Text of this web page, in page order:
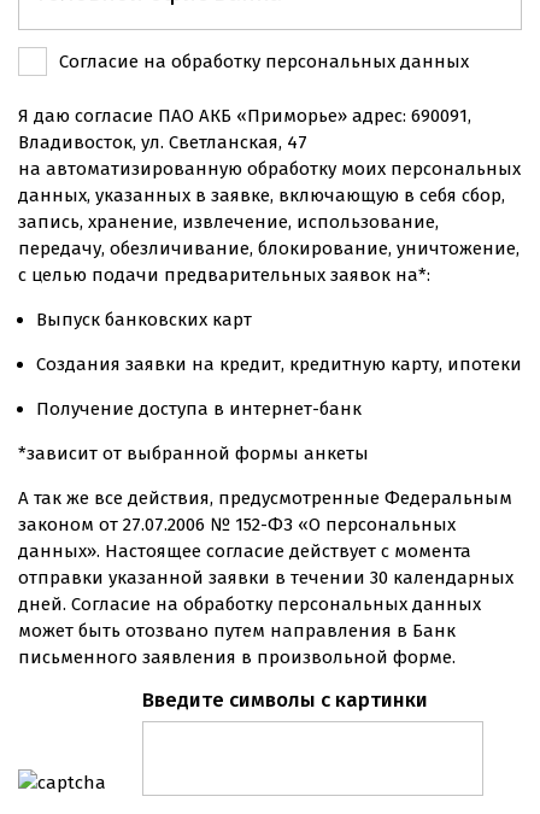
Находка
Южно-Сахалинск
Уссурийск
Иркутск
Новосибирск
Санкт-Петербург
Москва
Головной офис Банка
Офис на ул. Русской
Офис «Первомайский»
Офис на Народном проспекте
Согласие на обработку персональных данных
Я даю согласие ПАО АКБ «Приморье» адрес: 690091,
Владивосток, ул. Светланская, 47
на автоматизированную обработку моих персональных
данных, указанных в заявке, включающую в себя сбор,
запись, хранение, извлечение, использование,
передачу, обезличивание, блокирование, уничтожение,
с целью подачи предварительных заявок на*:
Выпуск банковских карт
Создания заявки на кредит, кредитную карту, ипотеки
Получение доступа в интернет-банк
*зависит от выбранной формы анкеты
А так же все действия, предусмотренные Федеральным
законом от 27.07.2006 № 152-ФЗ «О персональных
данных». Настоящее согласие действует с момента
отправки указанной заявки в течении 30 календарных
дней. Согласие на обработку персональных данных
может быть отозвано путем направления в Банк
письменного заявления в произвольной форме.
Введите символы с картинки